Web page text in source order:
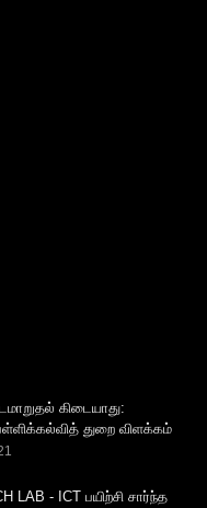
கிடையாது:
துறை விளக்கம்
LAB - ICT பயிற்சி சார்ந்த